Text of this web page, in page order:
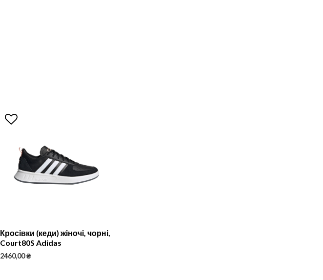
Кросівки (кеди) жіночі, чорні,
Court80S Adidas
2460,00₴